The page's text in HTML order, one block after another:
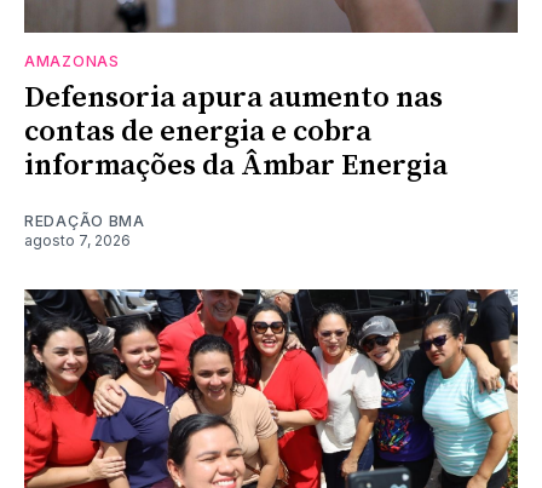
AMAZONAS
Defensoria apura aumento nas
contas de energia e cobra
informações da Âmbar Energia
REDAÇÃO BMA
agosto 7, 2026